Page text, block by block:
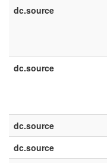
dc.source
dc.source
dc.source
dc.source